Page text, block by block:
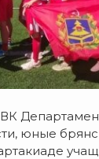
юные